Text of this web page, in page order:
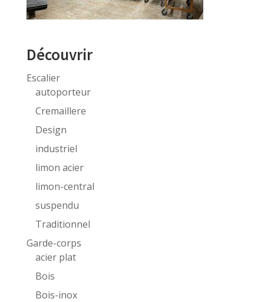
Découvrir
Escalier
autoporteur
Cremaillere
Design
industriel
limon acier
limon-central
suspendu
Traditionnel
Garde-corps
acier plat
Bois
Bois-inox